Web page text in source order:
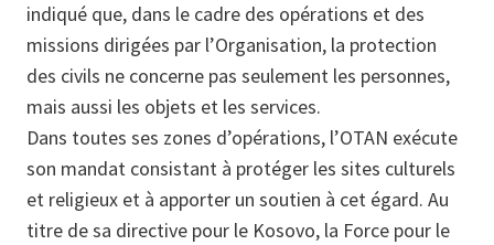
indiqué que, dans le cadre des opérations et des
missions dirigées par l’Organisation, la protection
des civils ne concerne pas seulement les personnes,
mais aussi les objets et les services.
Dans toutes ses zones d’opérations, l’OTAN exécute
son mandat consistant à protéger les sites culturels
et religieux et à apporter un soutien à cet égard. Au
titre de sa directive pour le Kosovo, la Force pour le